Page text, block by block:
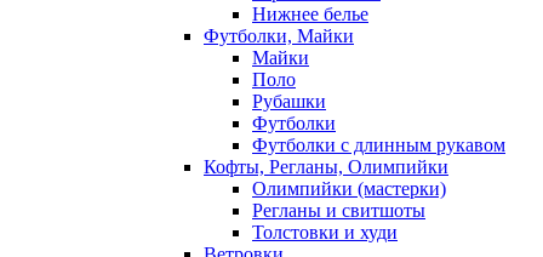
Нижнее белье
Футболки, Майки
Майки
Поло
Рубашки
Футболки
Футболки с длинным рукавом
Кофты, Регланы, Олимпийки
Олимпийки (мастерки)
Регланы и свитшоты
Толстовки и худи